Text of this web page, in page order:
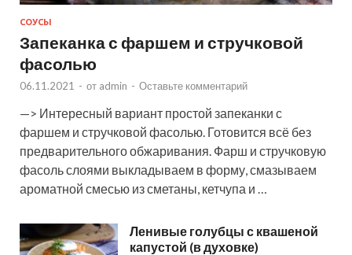
СОУСЫ
Запеканка с фаршем и стручковой
фасолью
06.11.2021 - от admin - Оставьте комментарий
—> Интересный вариант простой запеканки с
фаршем и стручковой фасолью. Готовится всё без
предварительного обжаривания. Фарш и стручковую
фасоль слоями выкладываем в форму, смазываем
ароматной смесью из сметаны, кетчупа и …
Ленивые голубцы с квашеной
капустой (в духовке)